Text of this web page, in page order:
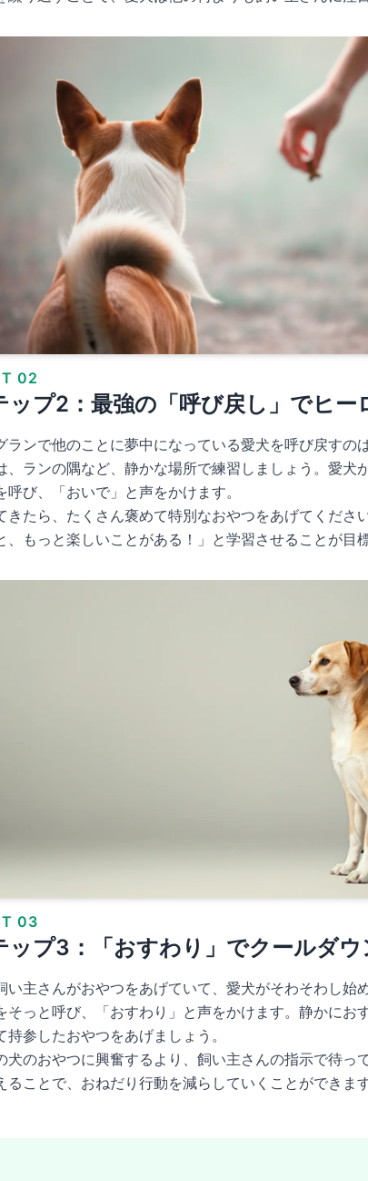
02
ップ2：最強の「呼び戻し」でヒー
ランで他のことに夢中になっている愛犬を呼び戻すの
、ランの隅など、静かな場所で練習しましょう。愛犬
呼び、「おいで」と声をかけます。
きたら、たくさん褒めて特別なおやつをあげてくださ
、もっと楽しいことがある！」と学習させることが目
03
ップ3：「おすわり」でクールダウ
い主さんがおやつをあげていて、愛犬がそわそわし始
そっと呼び、「おすわり」と声をかけます。静かにお
持参したおやつをあげましょう。
犬のおやつに興奮するより、飼い主さんの指示で待っ
ることで、おねだり行動を減らしていくことができま